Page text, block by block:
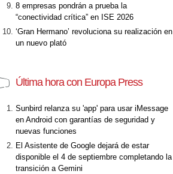
8 empresas pondrán a prueba la
“conectividad crítica” en ISE 2026
‘Gran Hermano’ revoluciona su realización en
un nuevo plató
Última hora con Europa Press
Sunbird relanza su 'app' para usar iMessage
en Android con garantías de seguridad y
nuevas funciones
El Asistente de Google dejará de estar
disponible el 4 de septiembre completando la
transición a Gemini